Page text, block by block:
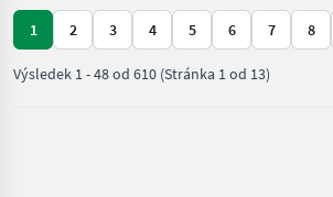
Pöttinger
1 2 3 4 5 6 7 8
Výsledek 1-48od 610 (Stránka 1 od 13)